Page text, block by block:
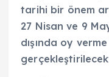
tarihi bir önem
27 Nisan ve 9
dışında oy